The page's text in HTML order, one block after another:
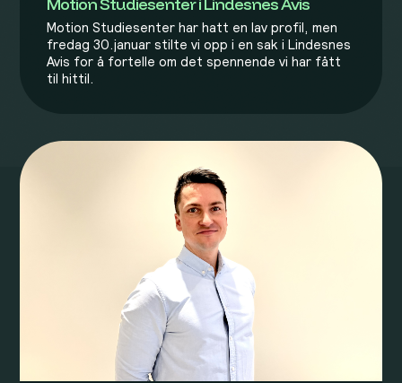
Motion Studiesenter har hatt en lav profil, men
fredag 30.januar stilte vi opp i en sak i Lindesnes
Avis for å fortelle om det spennende vi har fått
til hittil.